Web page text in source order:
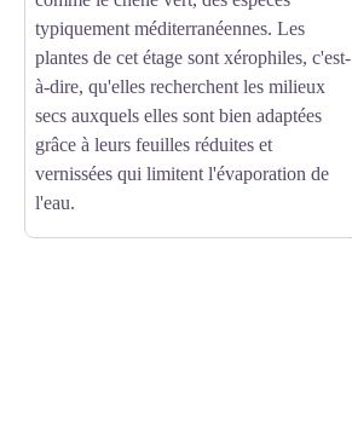
typiquement méditerranéennes. Les
plantes de cet étage sont xérophiles, c'est-
à-dire, qu'elles recherchent les milieux
secs auxquels elles sont bien adaptées
grâce à leurs feuilles réduites et
vernissées qui limitent l'évaporation de
l'eau.